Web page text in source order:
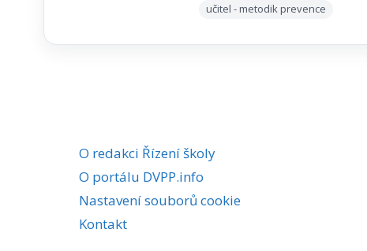
učitel - metodik prevence
O redakci Řízení školy
O portálu DVPP.info
Nastavení souborů cookie
Kontakt